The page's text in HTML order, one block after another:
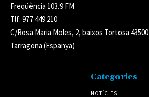
Freqüència 103.9 FM
Tlf: 977 449 210
C/Rosa Maria Moles, 2, baixos Tortosa 43500
Tarragona (Espanya)
Categories
NOTÍCIES